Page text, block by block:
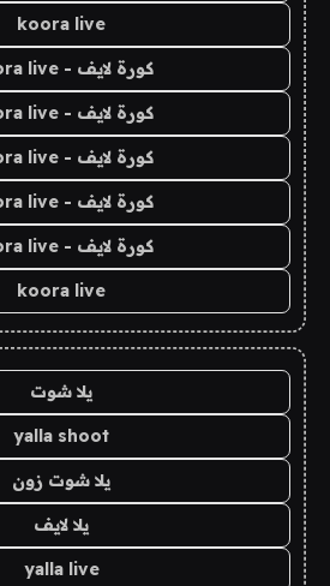
koora live
كورة لايف - koora live
كورة لايف - koora live
كورة لايف - koora live
كورة لايف - koora live
كورة لايف - koora live
koora live
يلا شوت
yalla shoot
يلا شوت زون
يلا لايف
yalla live